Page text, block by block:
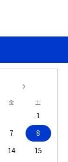
金 土
1
7
8
14
15